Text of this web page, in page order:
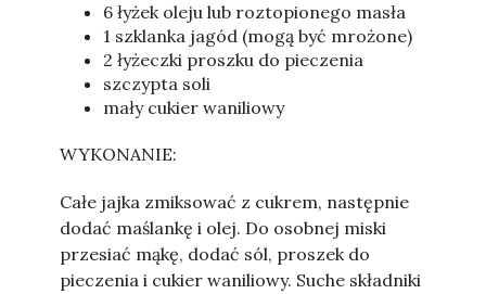
6 łyżek oleju lub roztopionego masła
1 szklanka jagód (mogą być mrożone)
2 łyżeczki proszku do pieczenia
szczypta soli
mały cukier waniliowy
WYKONANIE:
Całe jajka zmiksować z cukrem, następnie
dodać maślankę i olej. Do osobnej miski
przesiać mąkę, dodać sól, proszek do
pieczenia i cukier waniliowy. Suche składniki